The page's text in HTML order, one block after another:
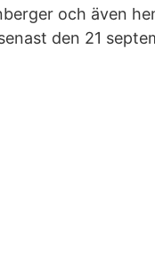
och även
den 21